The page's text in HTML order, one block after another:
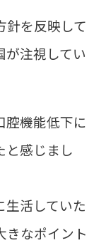
針を反映して
が注視してい
腔機能低下に
と感じまし
生活していた
きなポイント